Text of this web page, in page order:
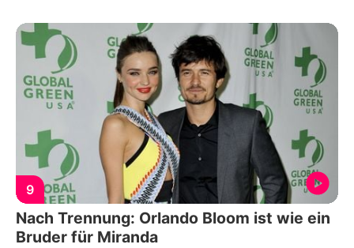
9
Nach Trennung: Orlando Bloom ist wie ein
Bruder für Miranda